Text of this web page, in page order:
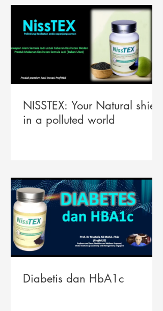
NISSTEX: Your Natural shield
in a polluted world
Diabetis dan HbA1c